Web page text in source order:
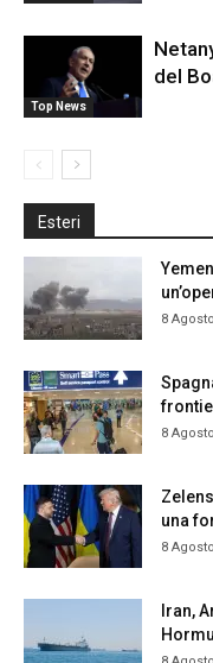
Top News
del
Esteri
8
8
una
8
Iran,